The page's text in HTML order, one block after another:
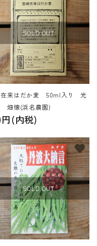
SOLD OUT
在来はだか麦 50ml入り 光
畑懐(浜名農園)
円(内税)
SOLD OUT
favorite